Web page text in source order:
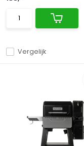
Vergelijk